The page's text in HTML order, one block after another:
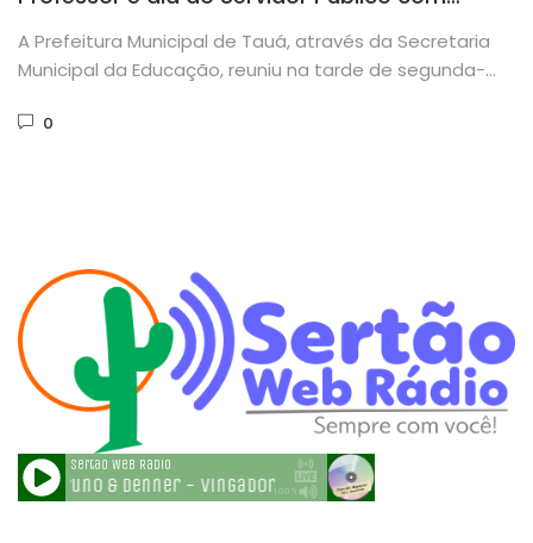
sorteio de Prêmios em Festa Virtual
A Prefeitura Municipal de Tauá, através da Secretaria
Municipal da Educação, reuniu na tarde de segunda-
0